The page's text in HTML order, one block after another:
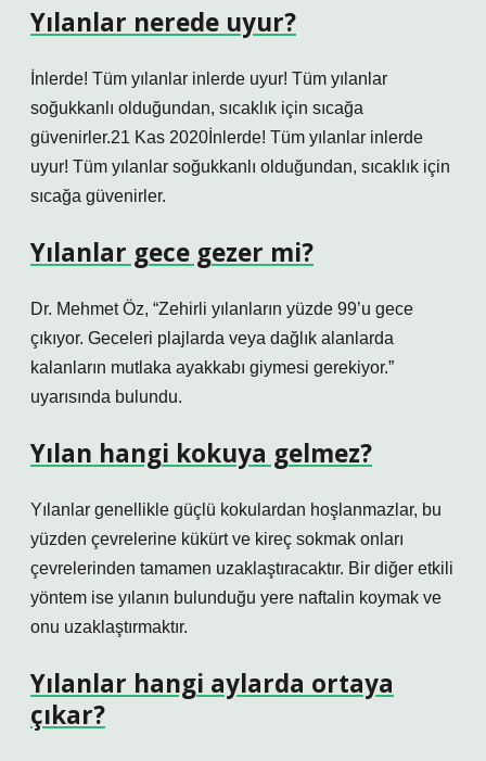
Yılanlar nerede uyur?
İnlerde! Tüm yılanlar inlerde uyur! Tüm yılanlar
soğukkanlı olduğundan, sıcaklık için sıcağa
güvenirler.21 Kas 2020İnlerde! Tüm yılanlar inlerde
uyur! Tüm yılanlar soğukkanlı olduğundan, sıcaklık için
sıcağa güvenirler.
Yılanlar gece gezer mi?
Dr. Mehmet Öz, “Zehirli yılanların yüzde 99’u gece
çıkıyor. Geceleri plajlarda veya dağlık alanlarda
kalanların mutlaka ayakkabı giymesi gerekiyor.”
uyarısında bulundu.
Yılan hangi kokuya gelmez?
Yılanlar genellikle güçlü kokulardan hoşlanmazlar, bu
yüzden çevrelerine kükürt ve kireç sokmak onları
çevrelerinden tamamen uzaklaştıracaktır. Bir diğer etkili
yöntem ise yılanın bulunduğu yere naftalin koymak ve
onu uzaklaştırmaktır.
Yılanlar hangi aylarda ortaya
çıkar?